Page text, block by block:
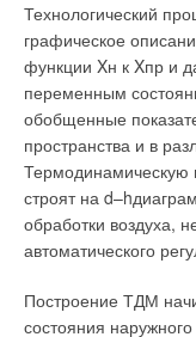
Технологический
графическое
функции Xн к Xпр и
переменным
обобщенные
пространства и в
Термодинамическую
строят на
обработки воздуха,
автоматического
Построение ТДМ
состояния